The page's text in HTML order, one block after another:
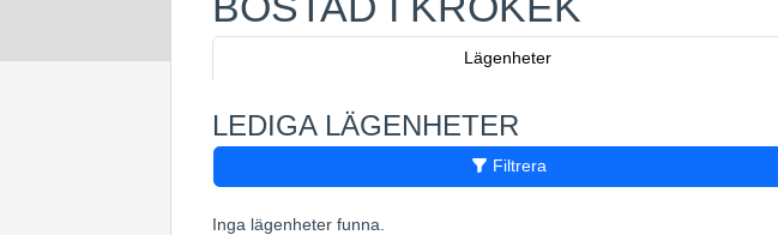
Lägenheter
LEDIGA LÄGENHETER
Filtrera
Inga lägenheter funna.